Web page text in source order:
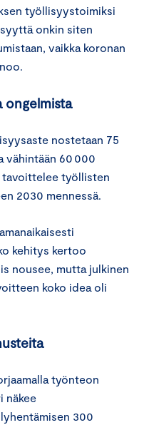
työllisyystoimiksi
onkin siten
vaikka koronan
ongelmista
nostetaan 75
vähintään 60 000
tavoittelee työllisten
2030 mennessä.
kehitys kertoo
nousee, mutta julkinen
koko idea oli
työnteon
näkee
300